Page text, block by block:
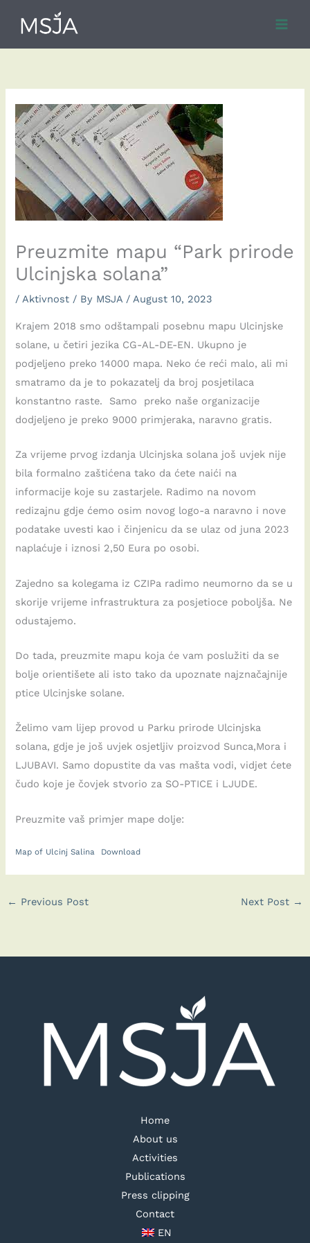
content
Preuzmite mapu “Park prirode
Ulcinjska solana”
/Aktivnost / By MSJA /August 10, 2023
Krajem 2018 smo odštampali posebnu mapu Ulcinjske
solane, u četiri jezika CG-AL-DE-EN. Ukupno je
podjeljeno preko 14000 mapa. Neko će reći malo, ali mi
smatramo da je to pokazatelj da broj posjetilaca
konstantno raste. Samo preko naše organizacije
dodjeljeno je preko 9000 primjeraka, naravno gratis.
Za vrijeme prvog izdanja Ulcinjska solana još uvjek nije
bila formalno zaštićena tako da ćete naići na
informacije koje su zastarjele. Radimo na novom
redizajnu gdje ćemo osim novog logo-a naravno i nove
podatake uvesti kao i činjenicu da se ulaz od juna 2023
naplaćuje i iznosi 2,50 Eura po osobi.
Zajedno sa kolegama iz CZIPa radimo neumorno da se u
skorije vrijeme infrastruktura za posjetioce poboljša. Ne
odustajemo.
Do tada, preuzmite mapu koja će vam poslužiti da se
bolje orientišete ali isto tako da upoznate najznačajnije
ptice Ulcinjske solane.
Želimo vam lijep provod u Parku prirode Ulcinjska
solana, gdje je još uvjek osjetljiv proizvod Sunca,Mora i
LJUBAVI. Samo dopustite da vas mašta vodi, vidjet ćete
čudo koje je čovjek stvorio za SO-PTICE i LJUDE.
Preuzmite vaš primjer mape dolje:
Map of Ulcinj Salina Download
← Previous Post Next Post →
Home
About us
Activities
Publications
Press clipping
Contact
EN